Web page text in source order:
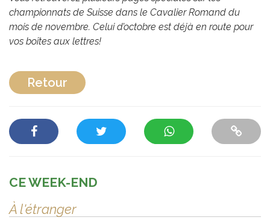
championnats de Suisse dans le Cavalier Romand du
mois de novembre. Celui d’octobre est déjà en route pour
vos boîtes aux lettres!
Retour
CE WEEK-END
À l'étranger